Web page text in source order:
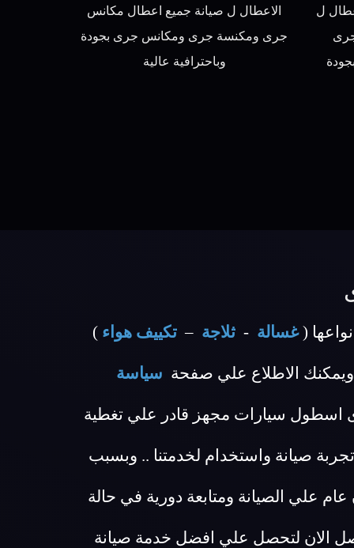
الاعطال ل صيانة جميع اعطال مكانس
جرى ومكنسة جرى ومكانس جرى بجودة
وباحترافية عالية
ل
( غسالة - ثلاجة – تكييف هواء )
الاطلاع علي صفحة سياسة
اسطول سيارات مجهز قادر علي تغطية
صيانة واستخدام لخدمتنا .. وبسبب
صيانة جرى ضمان عام علي الصيانة ومتابعة دورية في حالة
الان لتحصل علي افضل خدمة صيانة